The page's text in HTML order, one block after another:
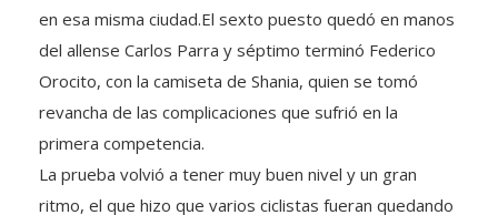
en esa misma ciudad.El sexto puesto quedó en manos
del allense Carlos Parra y séptimo terminó Federico
Orocito, con la camiseta de Shania, quien se tomó
revancha de las complicaciones que sufrió en la
primera competencia.
La prueba volvió a tener muy buen nivel y un gran
ritmo, el que hizo que varios ciclistas fueran quedando